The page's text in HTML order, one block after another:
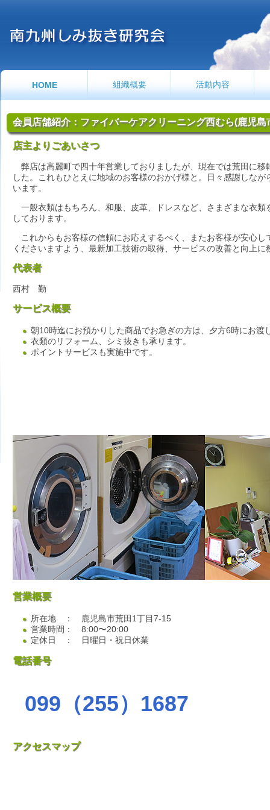
HOME 組織概要 活動内容
会員店舗紹介：ファイバーケアクリーニング西むら(鹿児島
店主よりごあいさつ
弊店は高麗町で四十年営業しておりましたが、現在では荒田に移
した。これもひとえに地域のお客様のおかげ様と。日々感謝しなが
います。
一般衣類はもちろん、和服、皮革、ドレスなど、さまざまな衣類
しております。
これからもお客様の信頼にお応えするべく、またお客様が安心し
くださいますよう、最新加工技術の取得、サービスの改善と向上に
代表者
西村 勤
サービス概要
朝10時迄にお預かりした商品でお急ぎの方は、夕方6時にお渡
衣類のリフォーム、シミ抜きも承ります。
ポイントサービスも実施中です。
営業概要
所在地 ： 鹿児島市荒田1丁目7-15
営業時間： 8:00〜20:00
定休日 ： 日曜日・祝日休業
電話番号
099（255）1687
アクセスマップ